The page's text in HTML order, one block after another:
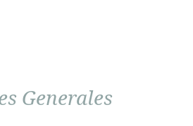
Generales